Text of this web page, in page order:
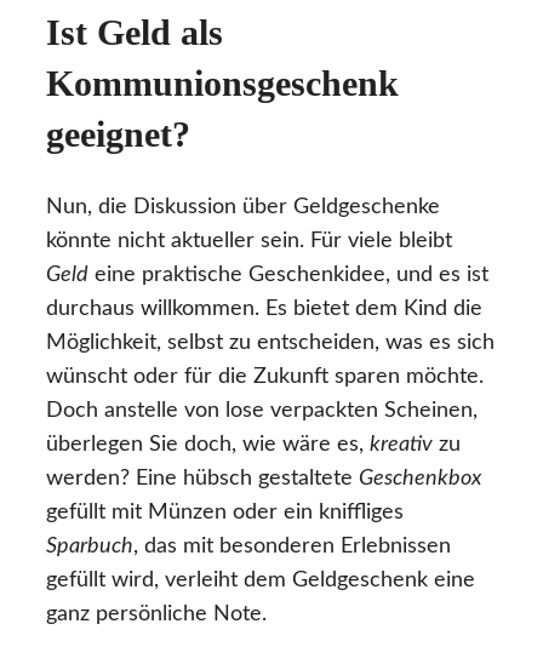
Ist Geld als
Kommunionsgeschenk
geeignet?
Nun, die Diskussion über Geldgeschenke
könnte nicht aktueller sein. Für viele bleibt
Geld eine praktische Geschenkidee, und es ist
durchaus willkommen. Es bietet dem Kind die
Möglichkeit, selbst zu entscheiden, was es sich
wünscht oder für die Zukunft sparen möchte.
Doch anstelle von lose verpackten Scheinen,
überlegen Sie doch, wie wäre es, kreativ zu
werden? Eine hübsch gestaltete Geschenkbox
gefüllt mit Münzen oder ein kniffliges
Sparbuch, das mit besonderen Erlebnissen
gefüllt wird, verleiht dem Geldgeschenk eine
ganz persönliche Note.